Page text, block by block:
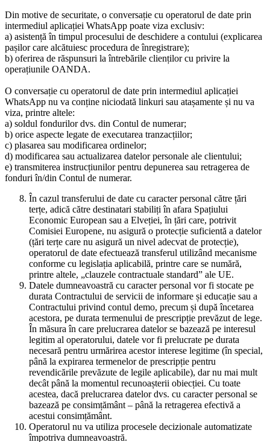
Din motive de securitate, o conversație cu operatorul de date prin
intermediul aplicației WhatsApp poate viza exclusiv:
a) asistență în timpul procesului de deschidere a contului (explicarea
pașilor care alcătuiesc procedura de înregistrare);
b) oferirea de răspunsuri la întrebările clienților cu privire la
operațiunile OANDA.
O conversație cu operatorul de date prin intermediul aplicației
WhatsApp nu va conține niciodată linkuri sau atașamente și nu va
viza, printre altele:
a) soldul fondurilor dvs. din Contul de numerar;
b) orice aspecte legate de executarea tranzacțiilor;
c) plasarea sau modificarea ordinelor;
d) modificarea sau actualizarea datelor personale ale clientului;
e) transmiterea instrucțiunilor pentru depunerea sau retragerea de
fonduri în/din Contul de numerar.
În cazul transferului de date cu caracter personal către țări
terțe, adică către destinatari stabiliți în afara Spațiului
Economic European sau a Elveției, în țări care, potrivit
Comisiei Europene, nu asigură o protecție suficientă a datelor
(țări terțe care nu asigură un nivel adecvat de protecție),
operatorul de date efectuează transferul utilizând mecanisme
conforme cu legislația aplicabilă, printre care se numără,
printre altele, „clauzele contractuale standard” ale UE.
Datele dumneavoastră cu caracter personal vor fi stocate pe
durata Contractului de servicii de informare și educație sau a
Contractului privind contul demo, precum și după încetarea
acestora, pe durata termenului de prescripție prevăzut de lege.
În măsura în care prelucrarea datelor se bazează pe interesul
legitim al operatorului, datele vor fi prelucrate pe durata
necesară pentru urmărirea acestor interese legitime (în special,
până la expirarea termenelor de prescripție pentru
revendicările prevăzute de legile aplicabile), dar nu mai mult
decât până la momentul recunoașterii obiecției. Cu toate
acestea, dacă prelucrarea datelor dvs. cu caracter personal se
bazează pe consimțământ – până la retragerea efectivă a
acestui consimțământ.
Operatorul nu va utiliza procesele decizionale automatizate
împotriva dumneavoastră.